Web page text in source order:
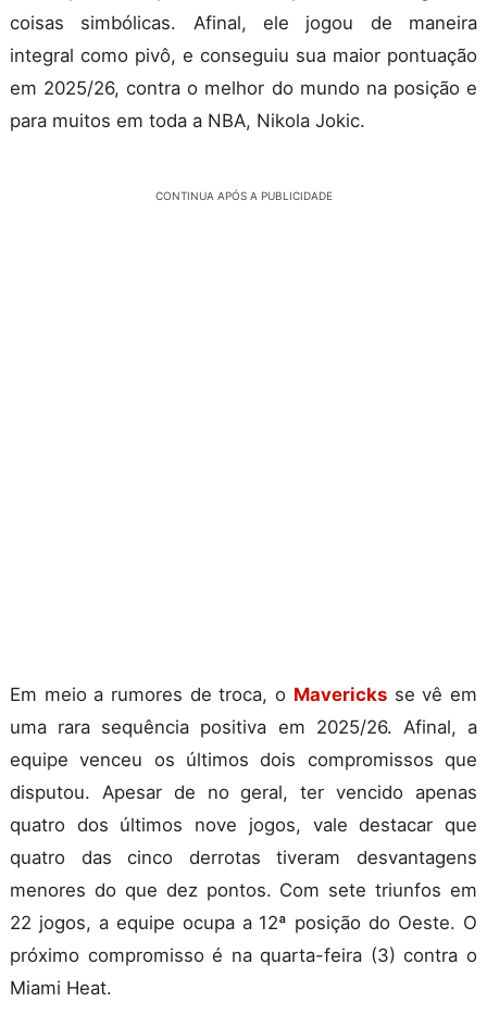
coisas simbólicas. Afinal, ele jogou de maneira
integral como pivô, e conseguiu sua maior pontuação
em 2025/26, contra o melhor do mundo na posição e
para muitos em toda a NBA, Nikola Jokic.
CONTINUA APÓS A PUBLICIDADE
Em meio a rumores de troca, o Mavericksse vê em
uma rara sequência positiva em 2025/26. Afinal, a
equipe venceu os últimos dois compromissos que
disputou. Apesar de no geral, ter vencido apenas
quatro dos últimos nove jogos, vale destacar que
quatro das cinco derrotas tiveram desvantagens
menores do que dez pontos. Com sete triunfos em
22 jogos, a equipe ocupa a 12ª posição do Oeste. O
próximo compromisso é na quarta-feira (3) contra o
Miami Heat.